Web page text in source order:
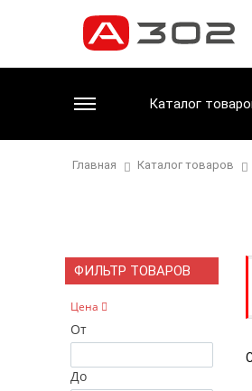
Каталог
Главная Каталог товаров
ФИЛЬТР ТОВАРОВ
Цена
От
До